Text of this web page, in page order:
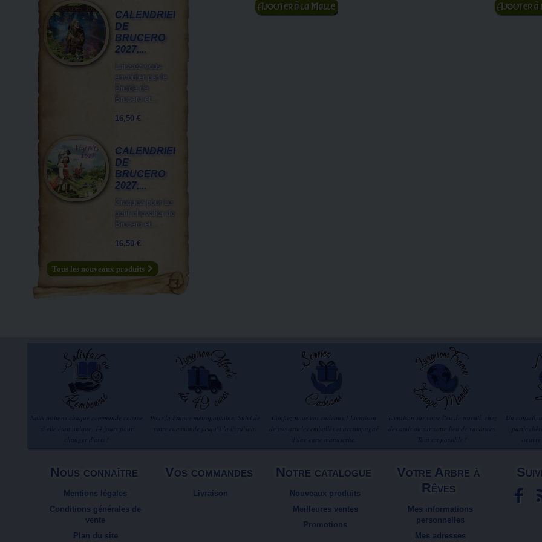
Ajouter au panier Ajouter
CALENDRIER
DE
BRUCERO
2027,...
Laissez-vous
envoûter par le
Druide de
Brucero et...
16,50 €
CALENDRIER
DE
BRUCERO
2027,...
Craquez pour Le
petit chevalier de
Brucero et...
16,50 €
Tous les nouveaux produits
Nous connaître
Mentions légales
Conditions générales de
vente
Plan du site
Vos commandes
Livraison
Notre catalogue
Nouveaux produits
Meilleures ventes
Promotions
Votre Arbre à
Rêves
Mes informations
personnelles
Mes adresses